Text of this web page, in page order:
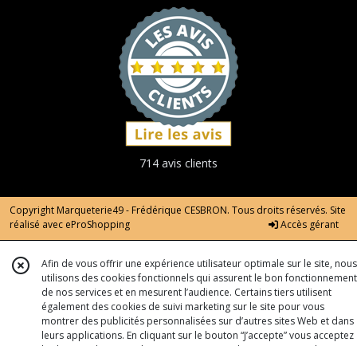
714 avis clients
Copyright Marqueterie49 - Frédérique CESBRON. Tous droits réservés. Site
réalisé avec eProShopping Accès gérant
Afin de vous offrir une expérience utilisateur optimale sur le site, nous
utilisons des cookies fonctionnels qui assurent le bon fonctionnement
de nos services et en mesurent l’audience. Certains tiers utilisent
également des cookies de suivi marketing sur le site pour vous
montrer des publicités personnalisées sur d’autres sites Web et dans
leurs applications. En cliquant sur le bouton “J’accepte” vous acceptez